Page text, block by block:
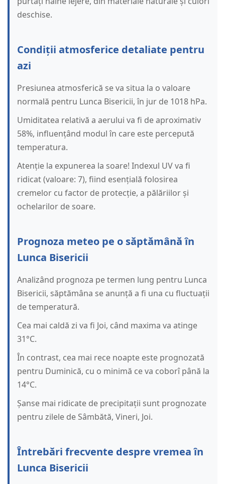
deschise.
Condiții atmosferice detaliate pentru
azi
Presiunea atmosferică se va situa la o valoare
normală pentru Lunca Bisericii, în jur de 1018 hPa.
Umiditatea relativă a aerului va fi de aproximativ
58%, influențând modul în care este percepută
temperatura.
Atenție la expunerea la soare! Indexul UV va fi
ridicat (valoare: 7), fiind esențială folosirea
cremelor cu factor de protecție, a pălăriilor și
ochelarilor de soare.
Prognoza meteo pe o săptămână în
Lunca Bisericii
Analizând prognoza pe termen lung pentru Lunca
Bisericii, săptămâna se anunță a fi una cu fluctuații
de temperatură.
Cea mai caldă zi va fi Joi, când maxima va atinge
31°C.
În contrast, cea mai rece noapte este prognozată
pentru Duminică, cu o minimă ce va coborî până la
14°C.
Șanse mai ridicate de precipitații sunt prognozate
pentru zilele de Sâmbătă, Vineri, Joi.
Întrebări frecvente despre vremea în
Lunca Bisericii